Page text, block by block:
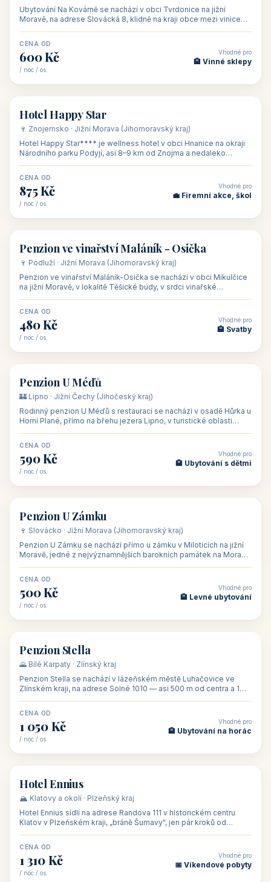
Ubytování Na Kovárně se nachází v obci Tvrdonice na jižní
Moravě, na adrese Slovácká 8, klidně na kraji obce mezi vinicemi,
CENA OD
600 Kč
/ noc / os.
Vhodné pro
🏨 Vinné sklepy
🏨 hotel
Hotel Happy Star
🍷 Znojemsko · Jižní Morava (Jihomoravský kraj)
Hotel Happy Star**** je wellness hotel v obci Hnanice na okraji
Národního parku Podyjí, asi 8–9 km od Znojma a nedaleko
CENA OD
875 Kč
/ noc / os.
Vhodné pro
💼 Firemní akce, škol
🏡 penzion
Penzion ve vinařství Maláník - Osička
🍷 Podluží · Jižní Morava (Jihomoravský kraj)
Penzion ve vinařství Maláník-Osička se nachází v obci Mikulčice
na jižní Moravě, v lokalitě Těšické búdy, v srdci vinařské
CENA OD
480 Kč
/ noc / os.
Vhodné pro
🏨 Svatby
🏡 penzion
Penzion U Méďů
🏰 Lipno · Jižní Čechy (Jihočeský kraj)
Rodinný penzion U Méďů s restaurací se nachází v osadě Hůrka u
Horní Plané, přímo na břehu jezera Lipno, v turistické oblasti
CENA OD
590 Kč
/ noc / os.
Vhodné pro
🏨 Ubytování s dětmi
🏡 penzion
Penzion U Zámku
🍷 Slovácko · Jižní Morava (Jihomoravský kraj)
Penzion U Zámku se nachází přímo u zámku v Miloticích na jižní
Moravě, jedné z nejvýznamnějších barokních památek na Moravě,
CENA OD
500 Kč
/ noc / os.
Vhodné pro
🏨 Levné ubytování
🏡 penzion
Penzion Stella
🌄 Bílé Karpaty · Zlínský kraj
Penzion Stella se nachází v lázeňském městě Luhačovice ve
Zlínském kraji, na adrese Solné 1010 — asi 500 m od centra a 1
CENA OD
1 050 Kč
/ noc / os.
Vhodné pro
🏨 Ubytování na horác
🏨 hotel
Hotel Ennius
🏔️ Klatovy a okolí · Plzeňský kraj
Hotel Ennius sídlí na adrese Randova 111 v historickém centru
Klatov v Plzeňském kraji, „bráně Šumavy", jen pár kroků od
CENA OD
1 310 Kč
/ noc / os.
Vhodné pro
📅 Víkendové pobyty